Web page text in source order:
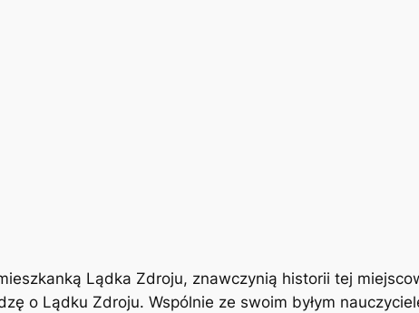
Lądka Zdroju, znawczynią historii tej
o Lądku Zdroju. Wspólnie ze swoim byłym